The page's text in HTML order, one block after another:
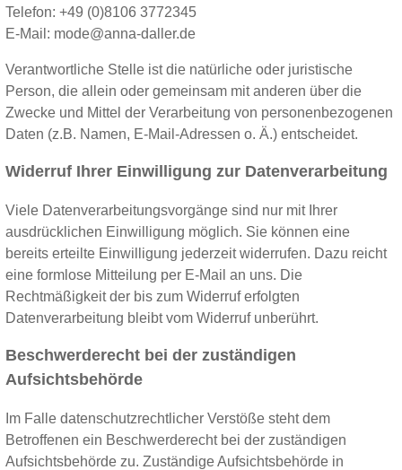
Telefon: +49 (0)8106 3772345
E-Mail: mode@anna-daller.de
Verantwortliche Stelle ist die natürliche oder juristische
Person, die allein oder gemeinsam mit anderen über die
Zwecke und Mittel der Verarbeitung von personenbezogenen
Daten (z.B. Namen, E-Mail-Adressen o. Ä.) entscheidet.
Widerruf Ihrer Einwilligung zur Datenverarbeitung
Viele Datenverarbeitungsvorgänge sind nur mit Ihrer
ausdrücklichen Einwilligung möglich. Sie können eine
bereits erteilte Einwilligung jederzeit widerrufen. Dazu reicht
eine formlose Mitteilung per E-Mail an uns. Die
Rechtmäßigkeit der bis zum Widerruf erfolgten
Datenverarbeitung bleibt vom Widerruf unberührt.
Beschwerderecht bei der zuständigen
Aufsichtsbehörde
Im Falle datenschutzrechtlicher Verstöße steht dem
Betroffenen ein Beschwerderecht bei der zuständigen
Aufsichtsbehörde zu. Zuständige Aufsichtsbehörde in